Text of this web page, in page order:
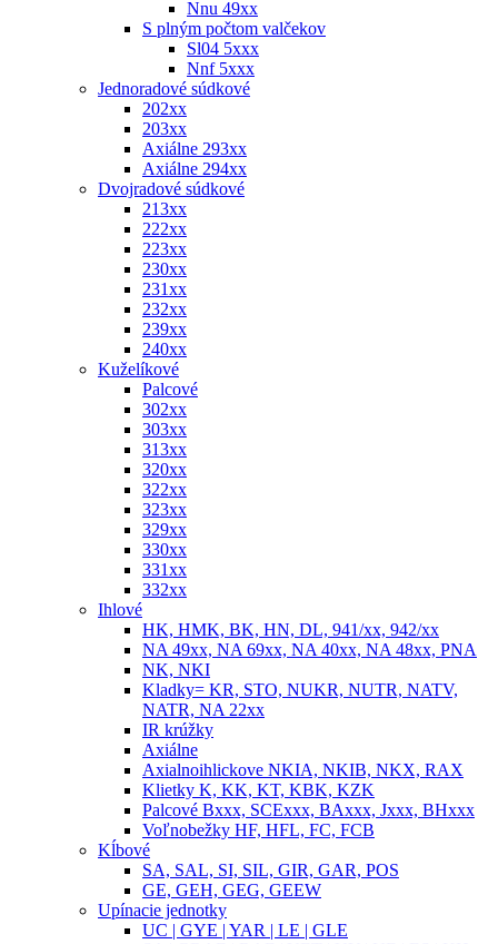
Nnu 49xx
S plným počtom valčekov
Sl04 5xxx
Nnf 5xxx
Jednoradové súdkové
202xx
203xx
Axiálne 293xx
Axiálne 294xx
Dvojradové súdkové
213xx
222xx
223xx
230xx
231xx
232xx
239xx
240xx
Kuželíkové
Palcové
302xx
303xx
313xx
320xx
322xx
323xx
329xx
330xx
331xx
332xx
Ihlové
HK, HMK, BK, HN, DL, 941/xx, 942/xx
NA 49xx, NA 69xx, NA 40xx, NA 48xx, PNA
NK, NKI
Kladky= KR, STO, NUKR, NUTR, NATV,
NATR, NA 22xx
IR krúžky
Axiálne
Axialnoihlickove NKIA, NKIB, NKX, RAX
Klietky K, KK, KT, KBK, KZK
Palcové Bxxx, SCExxx, BAxxx, Jxxx, BHxxx
Voľnobežky HF, HFL, FC, FCB
Kĺbové
SA, SAL, SI, SIL, GIR, GAR, POS
GE, GEH, GEG, GEEW
Upínacie jednotky
UC | GYE | YAR | LE | GLE